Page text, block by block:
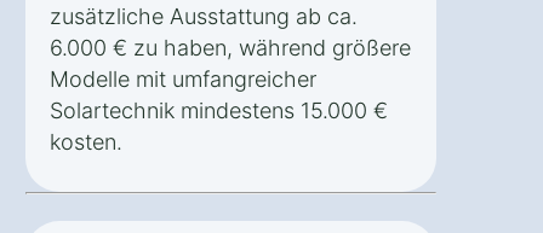
zusätzliche Ausstattung ab ca.
6.000 € zu haben, während größere
Modelle mit umfangreicher
Solartechnik mindestens 15.000 €
kosten.